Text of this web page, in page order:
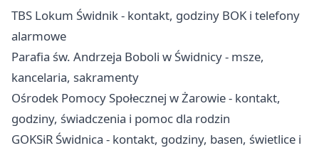
TBS Lokum Świdnik - kontakt, godziny BOK i telefony
alarmowe
Parafia św. Andrzeja Boboli w Świdnicy - msze,
kancelaria, sakramenty
Ośrodek Pomocy Społecznej w Żarowie - kontakt,
godziny, świadczenia i pomoc dla rodzin
GOKSiR Świdnica - kontakt, godziny, basen, świetlice i